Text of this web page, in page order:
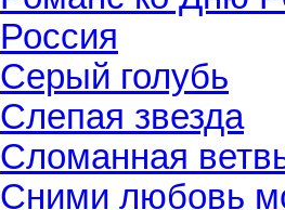
Россия
Серый голубь
Слепая звезда
Сломанная
Сними любовь